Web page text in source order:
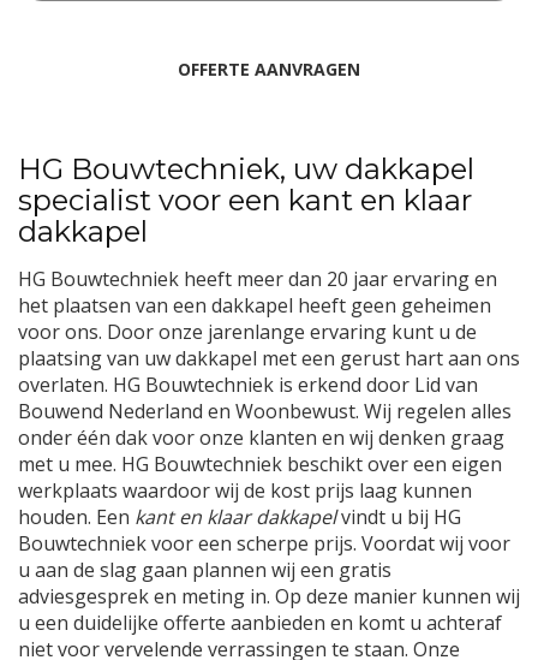
HG Bouwtechniek, uw dakkapel
specialist voor een kant en klaar
dakkapel
HG Bouwtechniek heeft meer dan 20 jaar ervaring en
het plaatsen van een dakkapel heeft geen geheimen
voor ons. Door onze jarenlange ervaring kunt u de
plaatsing van uw dakkapel met een gerust hart aan ons
overlaten. HG Bouwtechniek is erkend door Lid van
Bouwend Nederland en Woonbewust. Wij regelen alles
onder één dak voor onze klanten en wij denken graag
met u mee. HG Bouwtechniek beschikt over een eigen
werkplaats waardoor wij de kost prijs laag kunnen
houden. Een kant en klaar dakkapelvindt u bij HG
Bouwtechniek voor een scherpe prijs. Voordat wij voor
u aan de slag gaan plannen wij een gratis
adviesgesprek en meting in. Op deze manier kunnen wij
u een duidelijke offerte aanbieden en komt u achteraf
niet voor vervelende verrassingen te staan. Onze